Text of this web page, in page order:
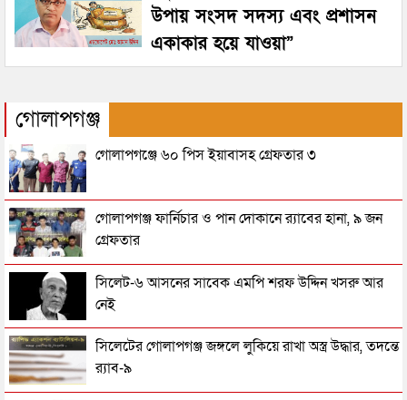
উপায় সংসদ সদস্য এবং প্রশাসন
একাকার হয়ে যাওয়া”
গোলাপগঞ্জ
গোলাপগঞ্জে ৬০ পিস ইয়াবাসহ গ্রেফতার ৩
গোলাপগঞ্জ ফার্নিচার ও পান দোকানে র‌্যাবের হানা, ৯ জন
গ্রেফতার
সিলেট-৬ আসনের সাবেক এমপি শরফ উদ্দিন খসরু আর
নেই
সিলেটের গোলাপগঞ্জ জঙ্গলে লুকিয়ে রাখা অস্ত্র উদ্ধার, তদন্তে
র‌্যাব-৯